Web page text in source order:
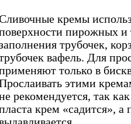
кремы
пирожных и
трубочек,
вафель. Для
только в
этими
рекомендуется, так
крем «садится», а